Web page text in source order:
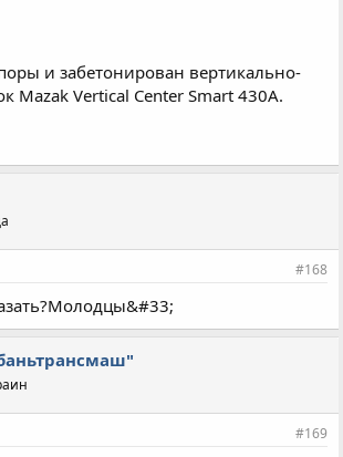
и забетонирован вертикально-
Mazak Vertical Center Smart 430A.
#168
#169